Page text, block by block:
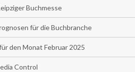
Buchmesse
für die Buchbranche
den Monat Februar 2025
Control